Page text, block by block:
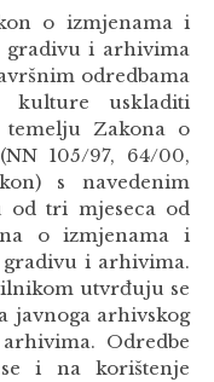
o izmjenama i
gradivu i arhivima
odredbama
uskladiti
Zakona o
105/97, 64/00,
s navedenim
od tri mjeseca od
o izmjenama i
i arhivima.
utvrđuju se
javnoga arhivskog
Odredbe
i na korištenje